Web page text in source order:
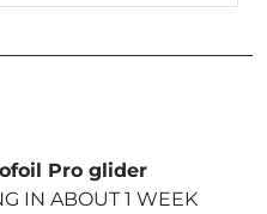
Pro glider
IN ABOUT 1 WEEK